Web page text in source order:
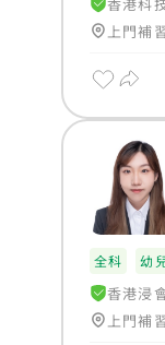
上門補
全科 幼
香港浸
上門補